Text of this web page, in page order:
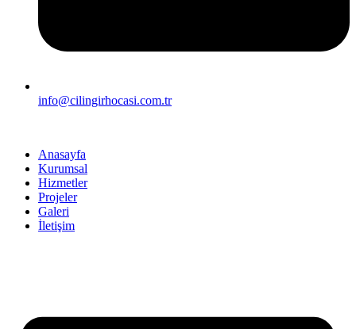
info@cilingirhocasi.com.tr
Anasayfa
Kurumsal
Hizmetler
Projeler
Galeri
İletişim